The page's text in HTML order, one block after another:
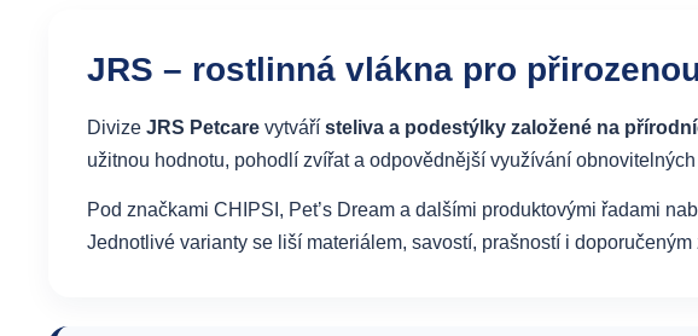
JRS – rostlinná vlákna pro
Divize JRS Petcare vytváří steliva a podestýlky založené na
užitnou hodnotu, pohodlí zvířat a odpovědnější využívání
Pod značkami CHIPSI, Pet’s Dream a dalšími produktovými řadami
Jednotlivé varianty se liší materiálem, savostí, prašností i doporučeným